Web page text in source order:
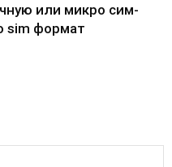
или микро сим-
sim формат